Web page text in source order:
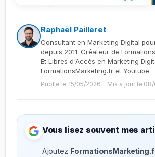
Raphaël Pailleret
Consultant en Marketing Digital
depuis 2011. Créateur de
Et Libres d'Accès en Marketing
FormationsMarketing.fr et Youtube
Publie le 15/05/2026 – Mis a jour le
Vous lisez souvent mes
Ajoutez